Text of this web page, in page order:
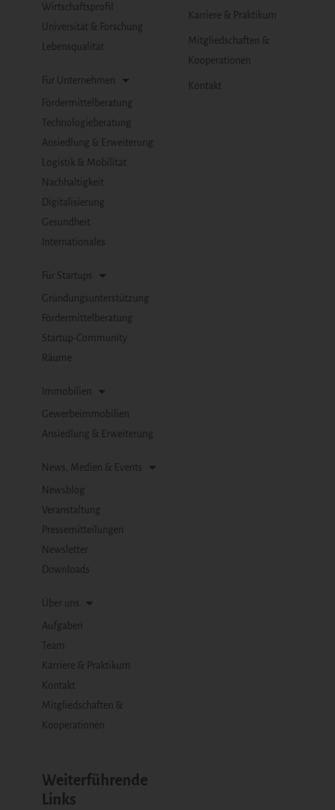
Wirtschaftsprofil
Universität & Forschung
Lebensqualität
Für Unternehmen
Fördermittelberatung
Technologieberatung
Ansiedlung & Erweiterung
Logistik & Mobilität
Nachhaltigkeit
Digitalisierung
Gesundheit
Internationales
Für Startups
Gründungsunterstützung
Fördermittelberatung
Startup-Community
Räume
Immobilien
Gewerbeimmobilien
Ansiedlung & Erweiterung
News, Medien & Events
Newsblog
Veranstaltung
Pressemitteilungen
Newsletter
Downloads
Über uns
Aufgaben
Team
Karriere & Praktikum
Kontakt
Mitgliedschaften &
Kooperationen
Karriere & Praktikum
Mitgliedschaften &
Kooperationen
Kontakt
Weiterführende
Links